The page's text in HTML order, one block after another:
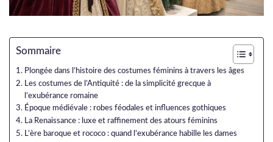
Sommaire
Plongée dans l’histoire des costumes féminins à travers les âges
Les costumes de l’Antiquité : de la simplicité grecque à
l’exubérance romaine
Époque médiévale : robes féodales et influences gothiques
La Renaissance : luxe et raffinement des atours féminins
L’ère baroque et rococo : quand l’exubérance habille les dames